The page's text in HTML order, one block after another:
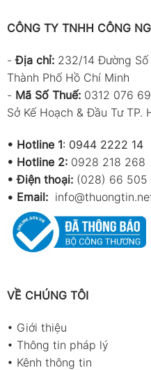
Để đảm bảo kết quả
bạn nên thao tác đúng
là quy trình sử dụng đơn
Quy trình kiểm tra thiết
Đảm bảo ống
bám bụi hoặc
Kiểm tra màn
lỗi hiển thị
Đối với máy đã
kiểm tra pin trước khi
Cách đo nhiệt độ đúng
CÔNG TY TNHH CÔNG
-Địa chỉ: 232/14 Đường
Thành Phố Hồ Chí Minh
- Mã Số Thuế: 0312 076
Sở Kế Hoạch & Đầu Tư TP.
• Hotline 1: 0944 2222 14
• Hotline 2: 0928 218 268
• Điện thoại: (028) 66 505
• Email:
VỀ CHÚNG TÔI
• Giới thiệu
• Thông tin pháp lý
• Kênh thông tin